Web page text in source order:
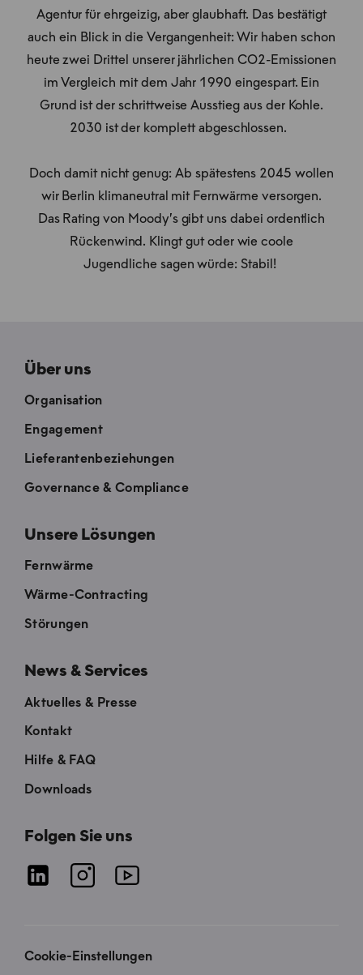
Agentur für ehrgeizig, aber glaubhaft. Das bestätigt
auch ein Blick in die Vergangenheit: Wir haben schon
heute zwei Drittel unserer jährlichen CO2-Emissionen
im Vergleich mit dem Jahr 1990 eingespart. Ein
Grund ist der schrittweise Ausstieg aus der Kohle.
2030 ist der komplett abgeschlossen.
Doch damit nicht genug: Ab spätestens 2045 wollen
wir Berlin klimaneutral mit Fernwärme versorgen.
Das Rating von Moody’s gibt uns dabei ordentlich
Rückenwind. Klingt gut oder wie coole
Jugendliche sagen würde: Stabil!
Über uns
Organisation
Engagement
Lieferantenbeziehungen
Governance & Compliance
Unsere Lösungen
Fernwärme
Wärme-Contracting
Störungen
News & Services
Aktuelles & Presse
Kontakt
Hilfe & FAQ
Downloads
Folgen Sie uns
Cookie-Einstellungen